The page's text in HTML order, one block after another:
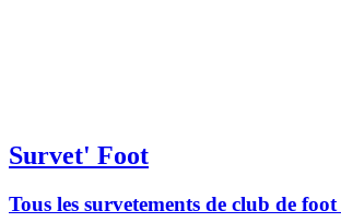
Survet' Foot
Tous les survetements de club de